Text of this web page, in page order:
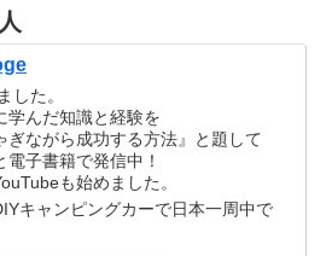
した。
学んだ知識と経験を
ぎながら成功する方法』と題して
電子書籍で発信中！
も始めました。
キャンピングカーで日本一周中で